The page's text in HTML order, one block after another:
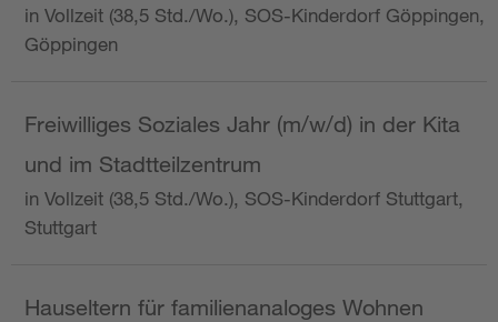
in Vollzeit (38,5 Std./Wo.), SOS-Kinderdorf Göppingen,
Göppingen
Freiwilliges Soziales Jahr (m/w/d) in der Kita
und im Stadtteilzentrum
in Vollzeit (38,5 Std./Wo.), SOS-Kinderdorf Stuttgart,
Stuttgart
Hauseltern für familienanaloges Wohnen